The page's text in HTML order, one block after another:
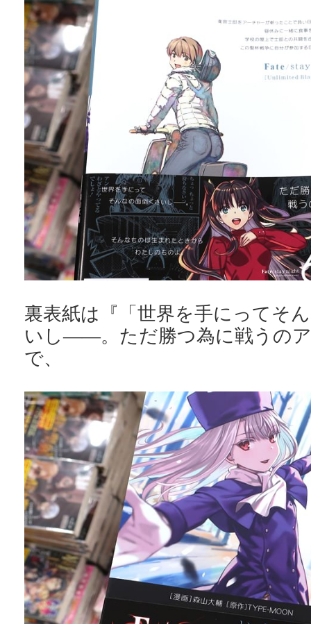
裏表紙は『「世界を手にってそ
いし――。ただ勝つ為に戦うの
で、